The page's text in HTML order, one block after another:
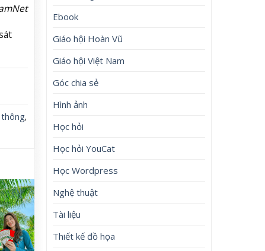
,
Ebook
Giáo hội Hoàn Vũ
Giáo hội Việt Nam
Góc chia sẻ
Hình ảnh
Học hỏi
Học hỏi YouCat
Học Wordpress
Nghệ thuật
Tài liệu
Thiết kế đồ họa